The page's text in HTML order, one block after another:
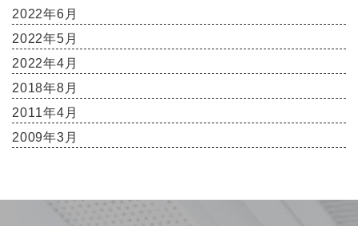
2022年6月
2022年5月
2022年4月
2018年8月
2011年4月
2009年3月